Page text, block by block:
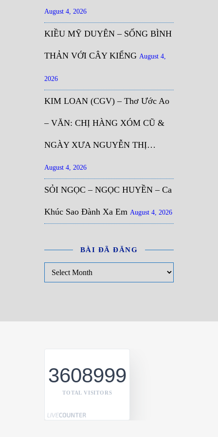
August 4, 2026
KIỀU MỸ DUYÊN – SỐNG BÌNH
THẢN VỚI CÂY KIỂNG August 4,
2026
KIM LOAN (CGV) – Thơ Ước Ao
– VĂN: CHỊ HÀNG XÓM CŨ &
NGÀY XƯA NGUYỄN THỊ…
August 4, 2026
SỎI NGỌC – NGỌC HUYỀN – Ca
Khúc Sao Đành Xa Em August 4, 2026
BÀI ĐÃ ĐĂNG
3608999
TOTAL VISITORS